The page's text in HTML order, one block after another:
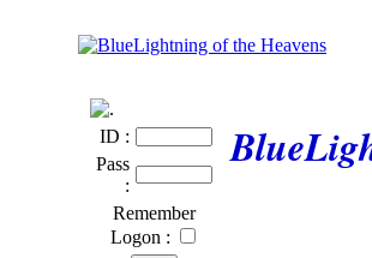
ID :
Pass
:
Remember
Logon :